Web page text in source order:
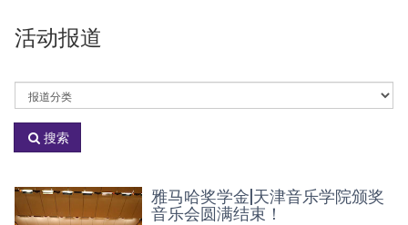
活动报道
活
动
分
搜索
雅马哈奖学金|天津音乐学院颁奖
音乐会圆满结束！